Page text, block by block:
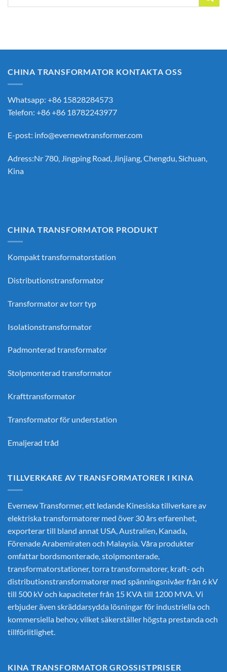
CHINA TRANSFORMATOR KONTAKTA OSS
Whatsapp: +86 15828284573
Telefon: +86 +86 18782243977
E-post: info@evernewtransformer.com
Adress:Nr 780, Jingping Road, Jinjiang, Chengdu, Sichuan,
Kina
CHINA TRANSFORMATOR PRODUKT
Kompakt transformatorstation
Distributionstransformator
Transformator av torr typ
Isolationstransformator
Padmonterad transformator
Stolpmonterad transformator
Krafttransformator
Transformator för understation
Emaljerad tråd
TILLVERKARE AV TRANSFORMATORER I KINA
Evernew Transformer, ett ledande Kinesiska tillverkare av
elektriska transformatorer med över 30 års erfarenhet,
exporterar till bland annat USA, Australien, Kanada,
Förenade Arabemiraten och Malaysia. Våra produkter
omfattar bordsmonterade, stolpmonterade,
transformatorstationer, torra transformatorer, kraft- och
distributionstransformatorer med spänningsnivåer från 6 kV
till 500 kV och kapaciteter från 15 KVA till 1200 MVA. Vi
erbjuder även skräddarsydda lösningar för industriella och
kommersiella behov, vilket säkerställer högsta prestanda och
tillförlitlighet.
KINA TRANSFORMATOR GROSSISTPRISER